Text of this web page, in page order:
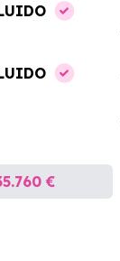
€